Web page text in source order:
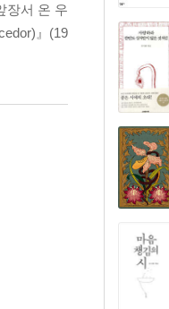
장서 온 우
』(19